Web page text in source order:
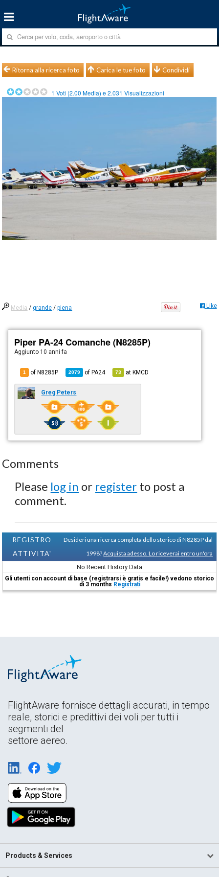
Ritorna alla ricerca foto Carica le tue foto Condividi
1 Voti (2.00 Media) e2.031 Visualizzazioni
Media /grande /piena Like
Piper PA-24 Comanche (N8285P)
Aggiunto 10 anni fa
1 of N8285P 2079 ofPA24 73 atKMCD
Greg Peters
Comments
Please log in or register to post a
comment.
REGISTRO
ATTIVITA'
Desideri una ricerca completa dello storico di N8285P dal
1998?Acquista adesso. Lo riceverai entro un'ora
No Recent History Data
Gli utenti con account di base (registrarsi è gratis e facile!) vedono storico
di 3 months Registrati
FlightAware fornisce dettagli accurati, in tempo
reale, storici e predittivi dei voli per tutti i
segmenti del
settore aereo.
Products & Services